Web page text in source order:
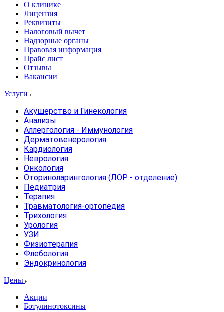
О клинике
Лицензия
Реквизиты
Налоговый вычет
Надзорные органы
Правовая информация
Прайс лист
Отзывы
Вакансии
Услуги
Акушерство и Гинекология
Анализы
Аллергология - Иммунология
Дерматовенерология
Кардиология
Неврология
Онкология
Оториноларингология (ЛОР - отделение)
Педиатрия
Терапия
Травматология-ортопедия
Трихология
Урология
УЗИ
Физиотерапия
Флебология
Эндокринология
Цены
Акции
Ботулинотоксины